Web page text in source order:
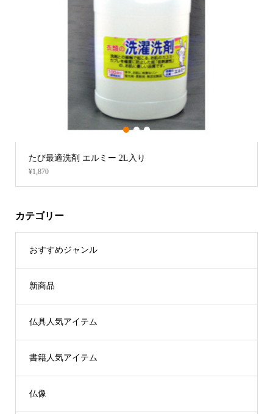
ルミー 2L入り
1
カテゴリー
おすすめジャンル
新商品
仏具人気アイテム
書籍人気アイテム
仏像